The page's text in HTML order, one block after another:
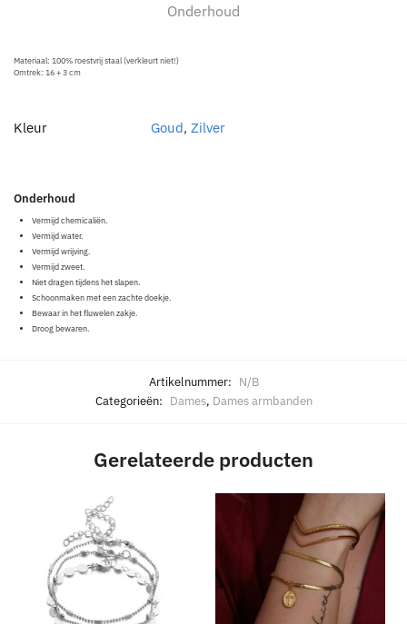
Onderhoud
Materiaal: 100% roestvrij staal (verkleurt niet!)
Omtrek: 16 + 3 cm
Kleur Goud, Zilver
Onderhoud
Vermijd chemicaliën.
Vermijd water.
Vermijd wrijving.
Vermijd zweet.
Niet dragen tijdens het slapen.
Schoonmaken met een zachte doekje.
Bewaar in het fluwelen zakje.
Droog bewaren.
Artikelnummer: N/B
Categorieën: Dames, Dames armbanden
Gerelateerde producten